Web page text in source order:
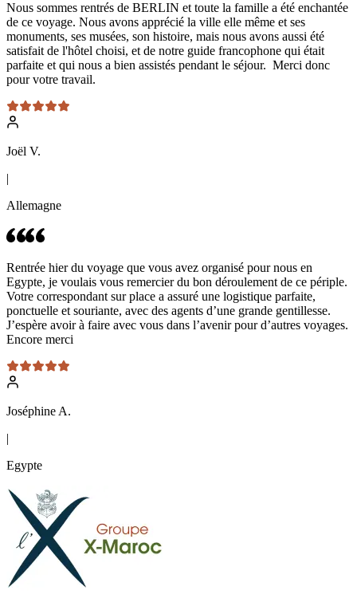
Nous sommes rentrés de BERLIN et toute la famille a été enchantée
de ce voyage. Nous avons apprécié la ville elle même et ses
monuments, ses musées, son histoire, mais nous avons aussi été
satisfait de l'hôtel choisi, et de notre guide francophone qui était
parfaite et qui nous a bien assistés pendant le séjour. Merci donc
pour votre travail.
Joël V.
|
Allemagne
Rentrée hier du voyage que vous avez organisé pour nous en
Egypte, je voulais vous remercier du bon déroulement de ce périple.
Votre correspondant sur place a assuré une logistique parfaite,
ponctuelle et souriante, avec des agents d’une grande gentillesse.
J’espère avoir à faire avec vous dans l’avenir pour d’autres voyages.
Encore merci
Joséphine A.
|
Egypte